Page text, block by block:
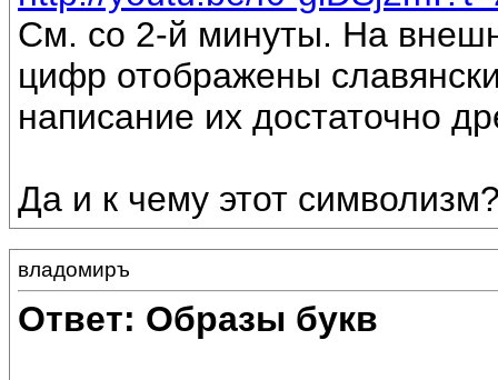
См. со 2-й минуты. На
цифр отображены
написание их достаточно
Да и к чему этот
владомиръ
Ответ: Образы букв